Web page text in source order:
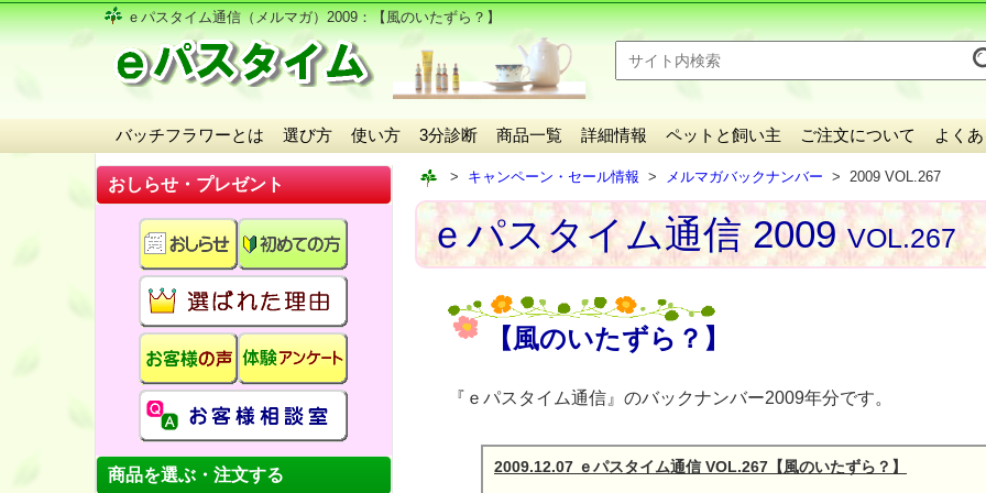
ｅパスタイム通信（メルマガ）2009：【風のいたずら？】
バッチフラワーとは 選び方 使い方 3分診断 商品一覧 詳細情報 ペットと飼い主 ご注文について よく
おしらせ・プレゼント
商品を選ぶ・注文する
キャンペーン・セール情報 メルマガバックナンバー 2009 VOL.267
ｅパスタイム通信 2009VOL.267
【風のいたずら？】
『ｅパスタイム通信』のバックナンバー2009年分です。
2009.12.07 ｅパスタイム通信 VOL.267【風のいたずら？】